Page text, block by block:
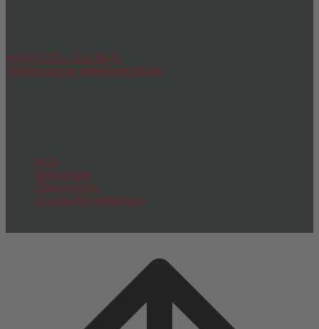
+49 (0) 171 - 631 6125
info@loncego-kabelvertrieb.de
AGB
Impressum
Datenschutz
Cookie-Einstellungen